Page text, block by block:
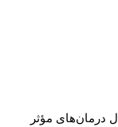
درمان‌های مؤثر